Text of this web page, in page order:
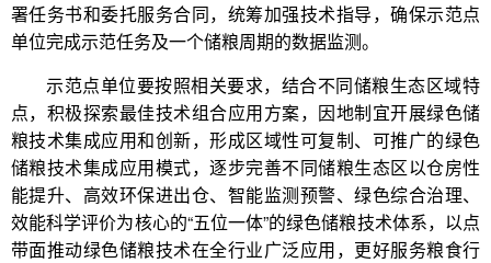
署任务书和委托服务合同，统筹加强技术指导，确保示范点
单位完成示范任务及一个储粮周期的数据监测。
示范点单位要按照相关要求，结合不同储粮生态区域特
点，积极探索最佳技术组合应用方案，因地制宜开展绿色储
粮技术集成应用和创新，形成区域性可复制、可推广的绿色
储粮技术集成应用模式，逐步完善不同储粮生态区以仓房性
能提升、高效环保进出仓、智能监测预警、绿色综合治理、
效能科学评价为核心的“五位一体”的绿色储粮技术体系，以点
带面推动绿色储粮技术在全行业广泛应用，更好服务粮食行